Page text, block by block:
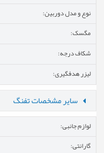
نوع و مدل دوربین:
مگسک:
شکاف درجه:
لیزر هدفگیری:
سایر مشخصات تفنگ
لوازم جانبی:
گارانتی: